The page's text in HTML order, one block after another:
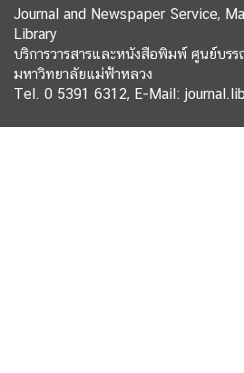
Journal and Newspaper Service,
Library
บริการวารสารและหนังสือพิมพ์ ศูนย์บร
มหาวิทยาลัยแม่ฟ้าหลวง
Tel. 0 5391 6312, E-Mail: